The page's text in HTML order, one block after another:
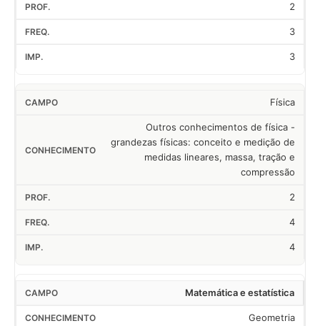
2
3
3
Física
Outros conhecimentos de física -
grandezas físicas: conceito e medição de
medidas lineares, massa, tração e
compressão
2
4
4
Matemática e estatística
Geometria